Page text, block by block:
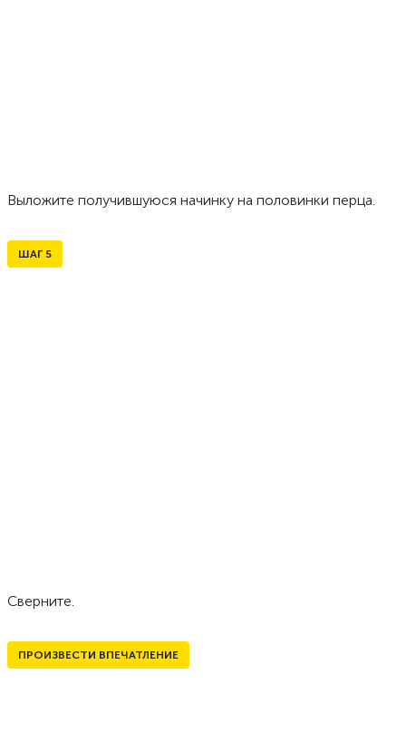
Выложите получившуюся начинку на половинки перца.
ШАГ 5
Сверните.
ПРОИЗВЕСТИ ВПЕЧАТЛЕНИЕ